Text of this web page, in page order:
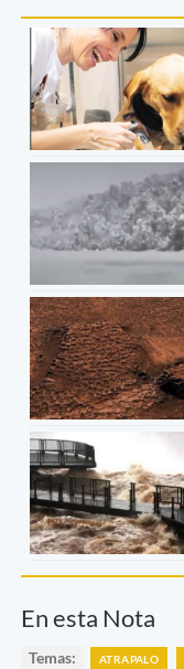
En esta Nota
Temas: ATRAPALO